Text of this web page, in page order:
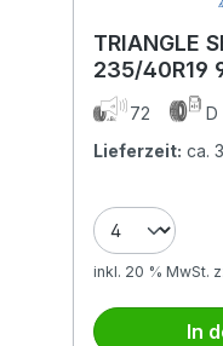
TRIANGLE
235/40R19
72 D
Lieferzeit: ca.
inkl. 20 % MwSt.
In